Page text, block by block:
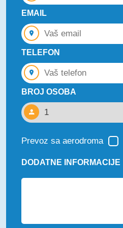
EMAIL
TELEFON
BROJ OSOBA
Prevoz sa aerodroma
DODATNE INFORMACIJE